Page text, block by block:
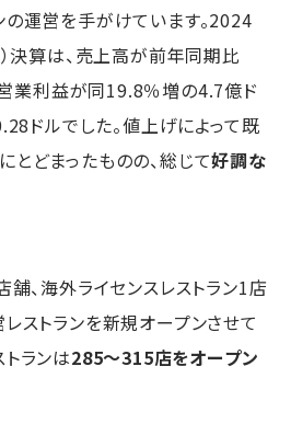
の運営を手がけています。2024
決算は、売上高が前年同期比
業利益が同19.8％増の4.7億ド
ドルでした。値上げによって既
どまったものの、総じて好調な
、海外ライセンスレストラン1店
ストランを新規オープンさせて
ランは285～315店をオープン